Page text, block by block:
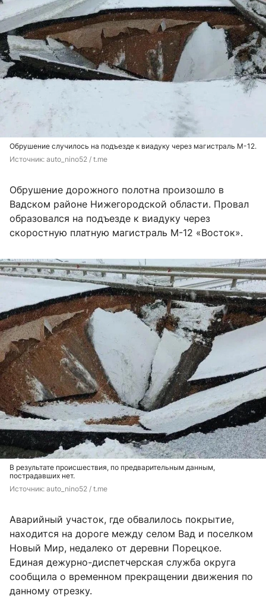
Обрушение случилось на подъезде к виадуку через магистраль М-12.
Источник: auto_nino52 / t.me
Обрушение дорожного полотна произошло в
Вадском районе Нижегородской области. Провал
образовался на подъезде к виадуку через
скоростную платную магистраль М-12 «Восток».
В результате происшествия, по предварительным данным,
пострадавших нет.
Источник: auto_nino52 / t.me
Аварийный участок, где обвалилось покрытие,
находится на дороге между селом Вад и поселком
Новый Мир, недалеко от деревни Порецкое.
Единая дежурно-диспетчерская служба округа
сообщила о временном прекращении движения по
данному отрезку.